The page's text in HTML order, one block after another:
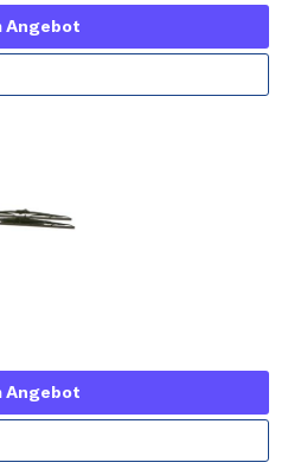
Angebot
Angebot